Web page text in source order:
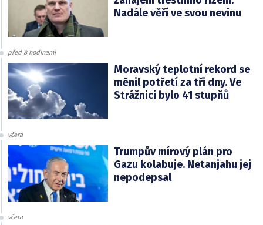
Nadále věří ve svou nevinu
před 8 hodinami
Moravský teplotní rekord se
měnil potřetí za tři dny. Ve
Strážnici bylo 41 stupňů
včera
Trumpův mírový plán pro
Gazu kolabuje. Netanjahu jej
nepodepsal
včera